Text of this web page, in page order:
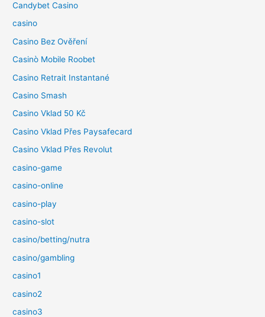
Candybet Casino
casino
Casino Bez Ověření
Casinò Mobile Roobet
Casino Retrait Instantané
Casino Smash
Casino Vklad 50 Kč
Casino Vklad Přes Paysafecard
Casino Vklad Přes Revolut
casino-game
casino-online
casino-play
casino-slot
casino/betting/nutra
casino/gambling
casino1
casino2
casino3